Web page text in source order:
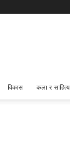
विकास कला र साहित्य